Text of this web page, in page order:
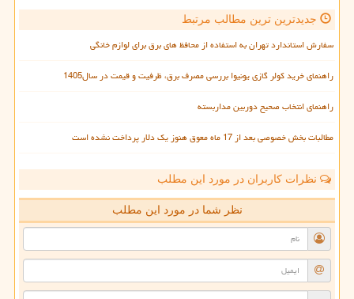
جدیدترین ترین مطالب مرتبط
سفارش استاندارد تهران به استفاده از محافظ های برق برای لوازم خانگی
راهنمای خرید کولر گازی یونیوا بررسی مصرف برق، ظرفیت و قیمت در سال1405
راهنمای انتخاب صحیح دوربین مداربسته
مطالبات بخش خصوصی بعد از 17 ماه معوق هنوز یک دلار پرداخت نشده است
نظرات کاربران در مورد این مطلب
نظر شما در مورد این مطلب